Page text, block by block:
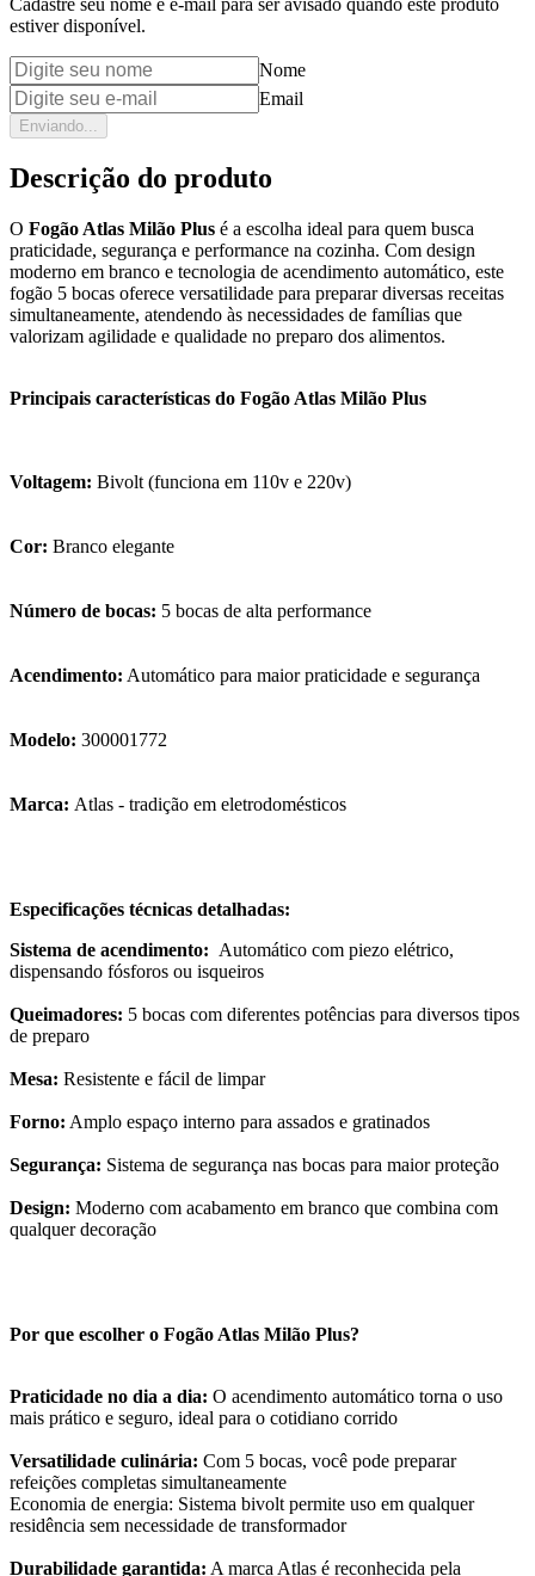
Cadastre seu nome e e-mail para ser avisado quando este produto
estiver disponível.
Nome
Email
Enviando...
Descrição do produto
O Fogão Atlas Milão Plus é a escolha ideal para quem busca
praticidade, segurança e performance na cozinha. Com design
moderno em branco e tecnologia de acendimento automático, este
fogão 5 bocas oferece versatilidade para preparar diversas receitas
simultaneamente, atendendo às necessidades de famílias que
valorizam agilidade e qualidade no preparo dos alimentos.
Principais características do Fogão Atlas Milão Plus
Voltagem: Bivolt (funciona em 110v e 220v)
Cor: Branco elegante
Número de bocas: 5 bocas de alta performance
Acendimento: Automático para maior praticidade e segurança
Modelo: 300001772
Marca: Atlas - tradição em eletrodomésticos
Especificações técnicas detalhadas:
Sistema de acendimento: Automático com piezo elétrico,
dispensando fósforos ou isqueiros
Queimadores: 5 bocas com diferentes potências para diversos tipos
de preparo
Mesa: Resistente e fácil de limpar
Forno: Amplo espaço interno para assados e gratinados
Segurança: Sistema de segurança nas bocas para maior proteção
Design: Moderno com acabamento em branco que combina com
qualquer decoração
Por que escolher o Fogão Atlas Milão Plus?
Praticidade no dia a dia: O acendimento automático torna o uso
mais prático e seguro, ideal para o cotidiano corrido
Versatilidade culinária: Com 5 bocas, você pode preparar
refeições completas simultaneamente
Economia de energia: Sistema bivolt permite uso em qualquer
residência sem necessidade de transformador
Durabilidade garantida: A marca Atlas é reconhecida pela